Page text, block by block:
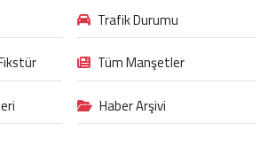
Trafik Durumu
Tüm Manşetler
Haber Arşivi